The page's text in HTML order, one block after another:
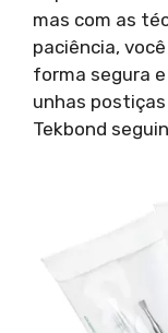
mas com as
paciência,
forma segura
unhas
Tekbond